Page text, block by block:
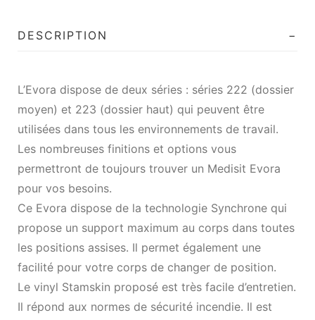
DESCRIPTION
L’Evora dispose de deux séries : séries 222 (dossier
moyen) et 223 (dossier haut) qui peuvent être
utilisées dans tous les environnements de travail.
Les nombreuses finitions et options vous
permettront de toujours trouver un Medisit Evora
pour vos besoins.
Ce Evora dispose de la technologie Synchrone qui
propose un support maximum au corps dans toutes
les positions assises. Il permet également une
facilité pour votre corps de changer de position.
Le vinyl Stamskin proposé est très facile d’entretien.
Il répond aux normes de sécurité incendie. Il est